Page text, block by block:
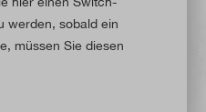
werden, sobald ein
müssen Sie diesen